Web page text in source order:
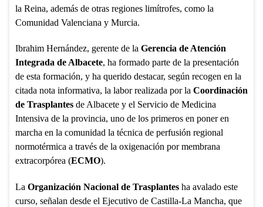
la Reina, además de otras regiones limítrofes, como la
Comunidad Valenciana y Murcia.
Ibrahim Hernández, gerente de la Gerencia de Atención
Integrada de Albacete, ha formado parte de la presentación
de esta formación, y ha querido destacar, según recogen en la
citada nota informativa, la labor realizada por la Coordinación
de Trasplantesde Albacete y el Servicio de Medicina
Intensiva de la provincia, uno de los primeros en poner en
marcha en la comunidad la técnica de perfusión regional
normotérmica a través de la oxigenación por membrana
extracorpórea (ECMO).
La Organización Nacional de Trasplantesha avalado este
curso, señalan desde el Ejecutivo de Castilla-La Mancha, que